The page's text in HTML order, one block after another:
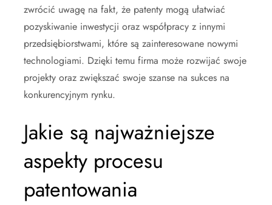
zwrócić uwagę na fakt, że patenty mogą ułatwiać
pozyskiwanie inwestycji oraz współpracy z innymi
przedsiębiorstwami, które są zainteresowane nowymi
technologiami. Dzięki temu firma może rozwijać swoje
projekty oraz zwiększać swoje szanse na sukces na
konkurencyjnym rynku.
Jakie są najważniejsze
aspekty procesu
patentowania